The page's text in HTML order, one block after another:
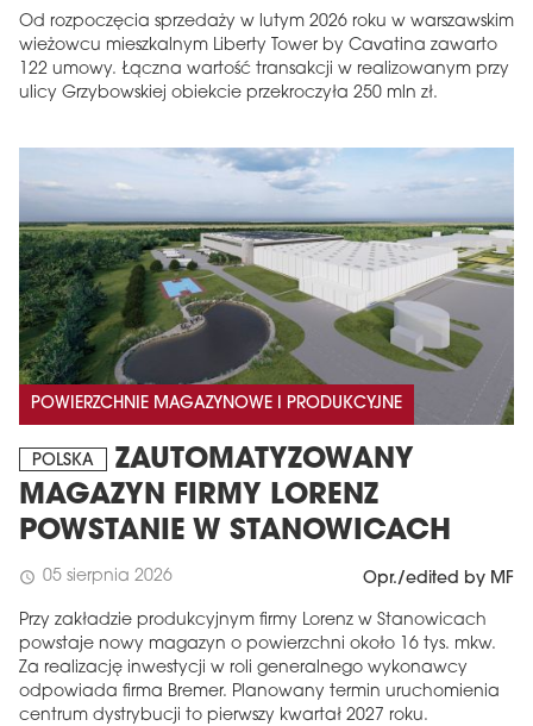
Od rozpoczęcia sprzedaży w lutym 2026 roku w warszawskim
wieżowcu mieszkalnym Liberty Tower by Cavatina zawarto
122 umowy. Łączna wartość transakcji w realizowanym przy
ulicy Grzybowskiej obiekcie przekroczyła 250 mln zł.
POWIERZCHNIE MAGAZYNOWE I PRODUKCYJNE
POLSKA
ZAUTOMATYZOWANY
MAGAZYN FIRMY LORENZ
POWSTANIE W STANOWICACH
schedule 05 sierpnia 2026 Opr./edited by MF
Przy zakładzie produkcyjnym firmy Lorenz w Stanowicach
powstaje nowy magazyn o powierzchni około 16 tys. mkw.
Za realizację inwestycji w roli generalnego wykonawcy
odpowiada firma Bremer. Planowany termin uruchomienia
centrum dystrybucji to pierwszy kwartał 2027 roku.